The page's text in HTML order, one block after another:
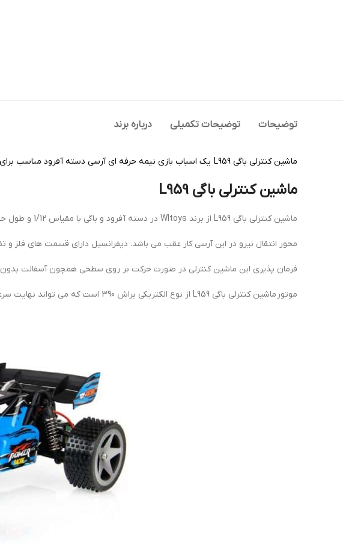
توضیحات توضیحات تکمیلی درباره برند
ماشین کنترلی باگی L959 یک اسباب بازی نیمه حرفه ای آرسی دسته آفرود مناسب برای سنین مختلف می باشد.
ماشین کنترلی باگی L959
ماشین کنترلی باگی L959 از برند Wltoys در دسته آفرود و باگی با مقیاس 1/12 و طول حدودی 42 سانتی متر قرار دارد.
محور انتقال نیرو در این آرسی کار عقب می باشد. دیفرانسیل دارای قسمت های
فرمان پذیری این ماشین کنترلی در صورت حرکت بر روی سطحی همچون آسفالت بدون
موتور ماشین کنترلی باگی L959 از نوع الکتریکی براش 390 است که می تواند نهایت سرعت 45 کیلومتر واقعی را برای ماشین آرسی فوق تامین نماید.